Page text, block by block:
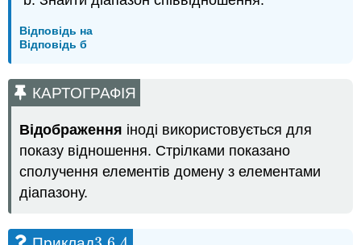
Відповідь на
Відповідь б
КАРТОГРАФІЯ
Відображення іноді використовується для
показу відношення. Стрілками показано
сполучення елементів домену з елементами
діапазону.